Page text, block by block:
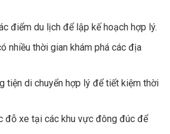
điểm du lịch để lập kế hoạch hợp lý.
nhiều thời gian khám phá các địa
tiện di chuyển hợp lý để tiết kiệm thời
đỗ xe tại các khu vực đông đúc để